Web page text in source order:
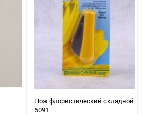
Нож флористический складной
6091